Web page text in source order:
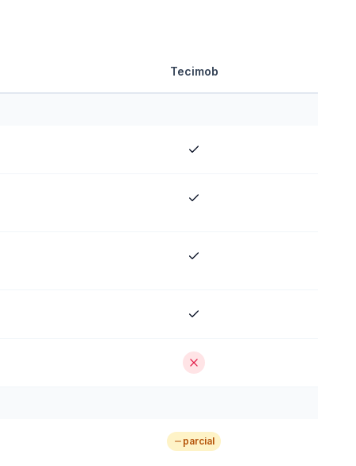
Tecimob
parcial